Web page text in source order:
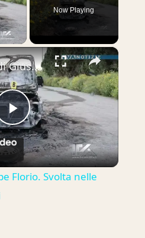
Now Playing
×
Play
Video
L'omicidio di Giuseppe Florio. Svolta nelle indagini: tre fermati
Florio. Svolta nelle